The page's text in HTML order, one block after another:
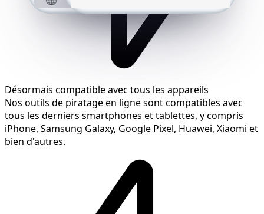
Désormais compatible avec tous les appareils
Nos outils de piratage en ligne sont compatibles avec
tous les derniers smartphones et tablettes, y compris
iPhone, Samsung Galaxy, Google Pixel, Huawei, Xiaomi et
bien d'autres.